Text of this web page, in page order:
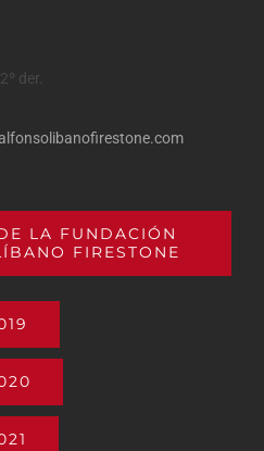
der.
LA FUNDACIÓN
FIRESTONE